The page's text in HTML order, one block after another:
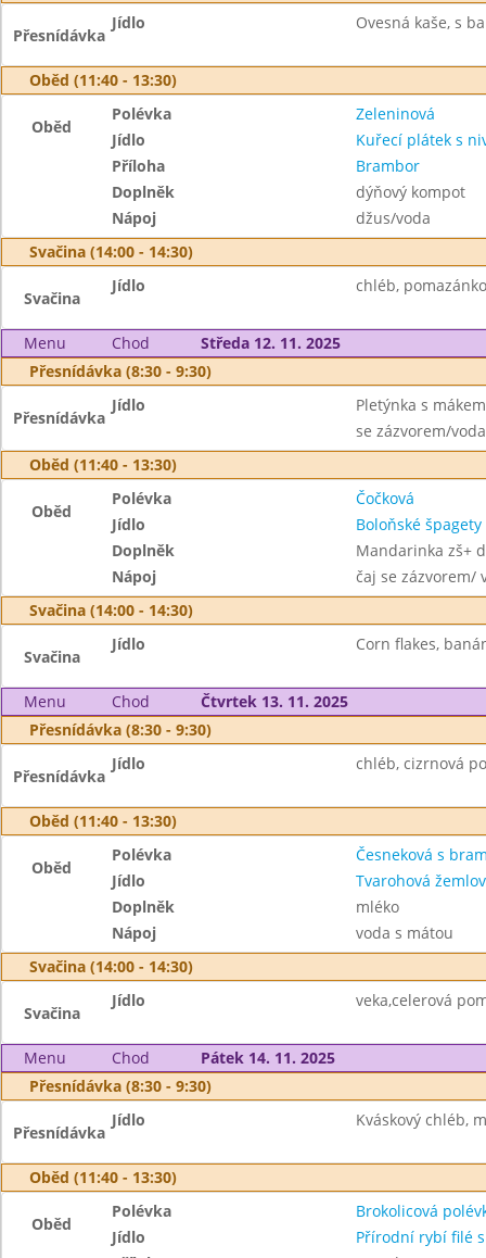
Přesnídávka
Jídlo Ovesná kaše, s
Oběd (11:40 - 13:30)
Oběd
Polévka
Zeleninová
Jídlo
Kuřecí plátek s
Příloha
Brambor
Doplněk
dýňový kompot
Nápoj
džus/voda
Svačina (14:00 - 14:30)
Svačina
Jídlo chléb,
Menu Chod
Středa 12. 11. 2025
Přesnídávka (8:30 - 9:30)
Přesnídávka
Jídlo
Pletýnka s
se zázvorem/voda
Oběd (11:40 - 13:30)
Oběd
Polévka
Čočková
Jídlo
Boloňské
Doplněk
Mandarinka zš+
Nápoj
čaj se zázvorem/
Svačina (14:00 - 14:30)
Svačina
Jídlo Corn flakes,
Menu Chod
Čtvrtek 13. 11. 2025
Přesnídávka (8:30 - 9:30)
Přesnídávka
Jídlo chléb, cizrnová
Oběd (11:40 - 13:30)
Oběd
Polévka
Česneková s
Jídlo
Tvarohová
Doplněk
mléko
Nápoj
voda s mátou
Svačina (14:00 - 14:30)
Svačina
Jídlo veka,celerová
Menu Chod
Pátek 14. 11. 2025
Přesnídávka (8:30 - 9:30)
Přesnídávka
Jídlo Kváskový chléb,
Oběd (11:40 - 13:30)
Oběd
Polévka
Brokolicová
Jídlo
Přírodní rybí filé